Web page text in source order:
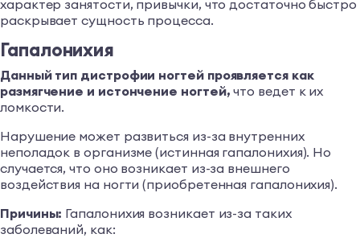
характер занятости, привычки, что достаточно быстро
раскрывает сущность процесса.
Гапалонихия
Данный тип дистрофии ногтей проявляется как
размягчение и истончение ногтей, что ведет к их
ломкости.
Нарушение может развиться из-за внутренних
неполадок в организме (истинная гапалонихия). Но
случается, что оно возникает из-за внешнего
воздействия на ногти (приобретенная гапалонихия).
Причины: Гапалонихия возникает из-за таких
заболеваний, как: